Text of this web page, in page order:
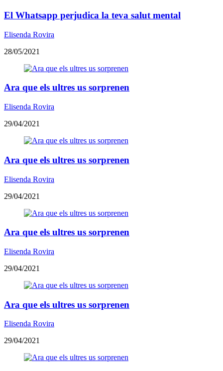
El Whatsapp perjudica la teva salut mental
Elisenda Rovira
28/05/2021
Ara que els ultres us sorprenen
Elisenda Rovira
29/04/2021
Ara que els ultres us sorprenen
Elisenda Rovira
29/04/2021
Ara que els ultres us sorprenen
Elisenda Rovira
29/04/2021
Ara que els ultres us sorprenen
Elisenda Rovira
29/04/2021